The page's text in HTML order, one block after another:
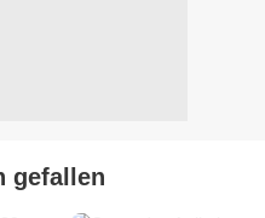
gefallen